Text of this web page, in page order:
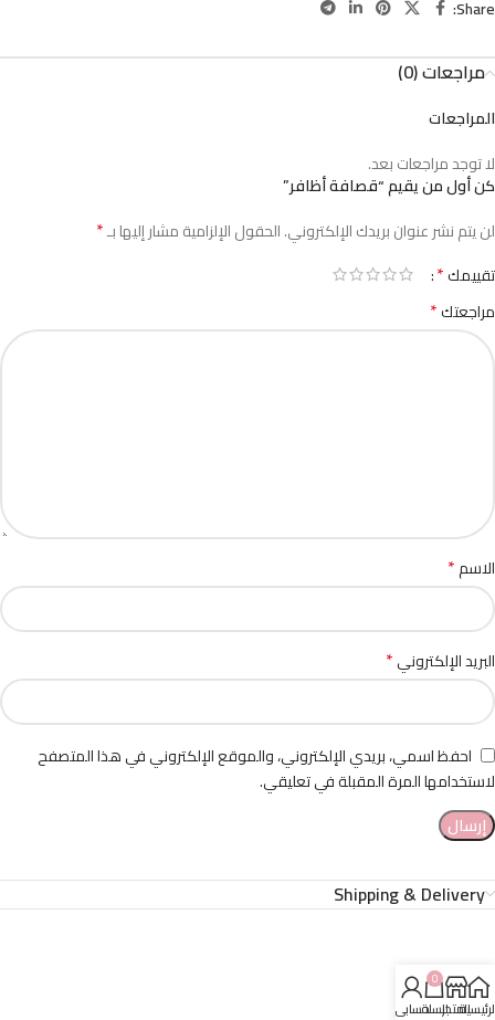
Share:
مراجعات (0)
المراجعات
لا توجد مراجعات بعد.
كن أول من يقيم “قصافة أظافر”
لن يتم نشر عنوان بريدك الإلكتروني.الحقول الإلزامية مشار إليها بـ*
تقييمك*
مراجعتك*
الاسم*
البريد الإلكتروني*
احفظ اسمي، بريدي الإلكتروني، والموقع الإلكتروني في هذا المتصفح
لاستخدامها المرة المقبلة في تعليقي.
Shipping & Delivery
المتجر
0
السلةحسابي